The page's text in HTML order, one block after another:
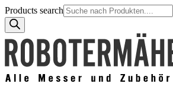
Products search